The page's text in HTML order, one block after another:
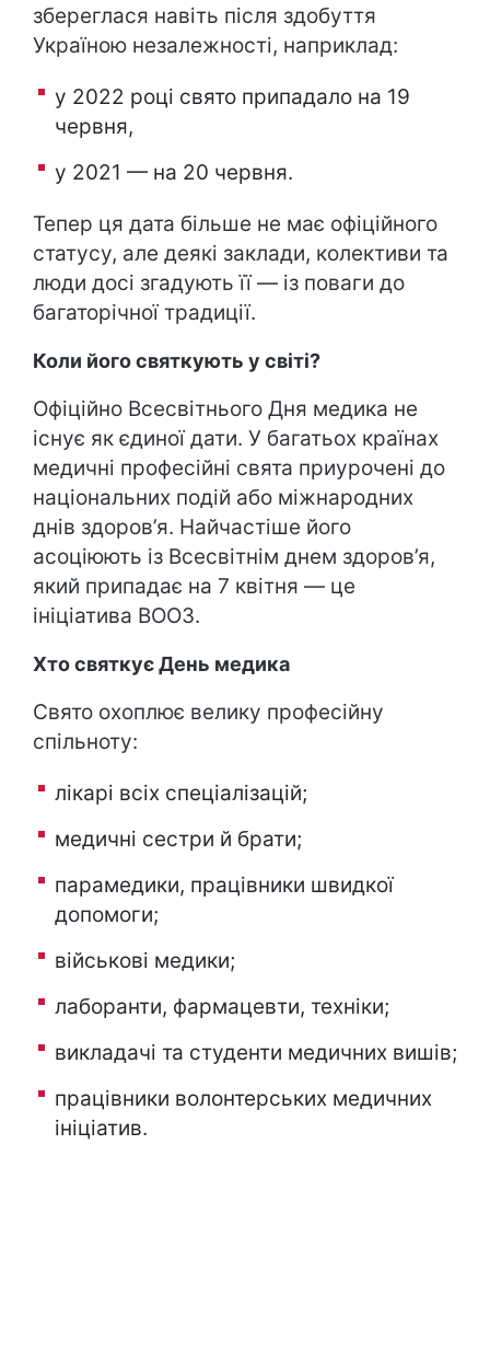
збереглася навіть після здобуття
Україною незалежності, наприклад:
у 2022 році свято припадало на 19
червня,
у 2021 — на 20 червня.
Тепер ця дата більше не має офіційного
статусу, але деякі заклади, колективи та
люди досі згадують її — із поваги до
багаторічної традиції.
Коли його святкують у світі?
Офіційно Всесвітнього Дня медика не
існує як єдиної дати. У багатьох країнах
медичні професійні свята приурочені до
національних подій або міжнародних
днів здоров’я. Найчастіше його
асоціюють із Всесвітнім днем здоров’я,
який припадає на 7 квітня — це
ініціатива ВООЗ.
Хто святкує День медика
Свято охоплює велику професійну
спільноту:
лікарі всіх спеціалізацій;
медичні сестри й брати;
парамедики, працівники швидкої
допомоги;
військові медики;
лаборанти, фармацевти, техніки;
викладачі та студенти медичних вишів;
працівники волонтерських медичних
ініціатив.